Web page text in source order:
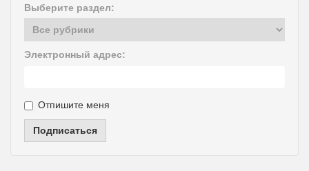
Выберите раздел:
Электронный адрес:
Отпишите меня
Подписаться